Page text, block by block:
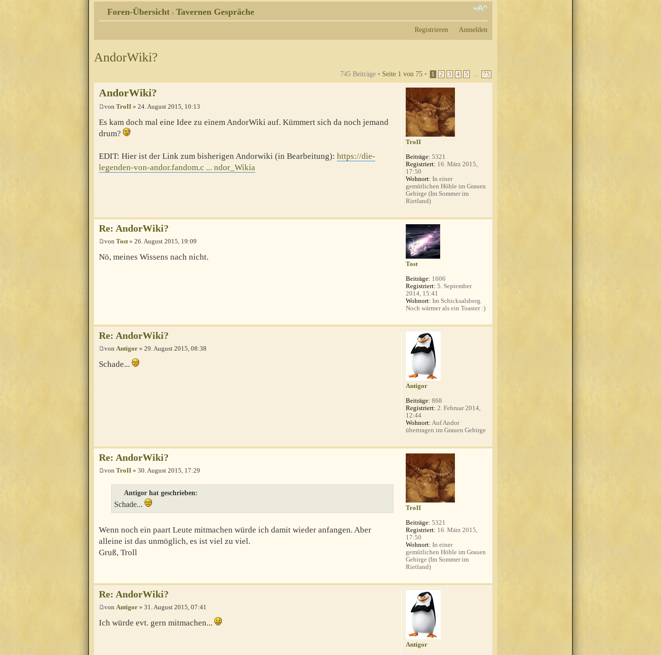
Foren-Übersicht ‹ Tavernen Gespräche
Registrieren Anmelden
AndorWiki?
745 Beiträge • Seite 1 von 75 • 1 2 3 4 5 ... 75
AndorWiki?
von TroII » 24. August 2015, 10:13
Es kam doch mal eine Idee zu einem AndorWiki auf. Kümmert sich da noch jemand
drum?
EDIT: Hier ist der Link zum bisherigen Andorwiki (in Bearbeitung): https://die-
legenden-von-andor.fandom.c ... ndor_Wikia
TroII
Beiträge: 5321
Registriert: 16. März 2015,
17:50
Wohnort: In einer
gemütlichen Höhle im Grauen
Gebirge (Im Sommer im
Rietland)
Re: AndorWiki?
von Tost» 26. August 2015, 19:09
Nö, meines Wissens nach nicht.
Tost
Beiträge: 1606
Registriert: 5. September
2014, 15:41
Wohnort: Im Schicksalsberg.
Noch wärmer als ein Toaster :)
Re: AndorWiki?
von Antigor » 29. August 2015, 08:38
Schade...
Antigor
Beiträge: 868
Registriert: 2. Februar 2014,
12:44
Wohnort: Auf Andor
übertragen im Grauen Gebirge
Re: AndorWiki?
von TroII » 30. August 2015, 17:29
Antigor hat geschrieben:
Schade...
Wenn noch ein paart Leute mitmachen würde ich damit wieder anfangen. Aber
alleine ist das unmöglich, es ist viel zu viel.
Gruß, Troll
TroII
Beiträge: 5321
Registriert: 16. März 2015,
17:50
Wohnort: In einer
gemütlichen Höhle im Grauen
Gebirge (Im Sommer im
Rietland)
Re: AndorWiki?
von Antigor » 31. August 2015, 07:41
Ich würde evt. gern mitmachen...
Antigor